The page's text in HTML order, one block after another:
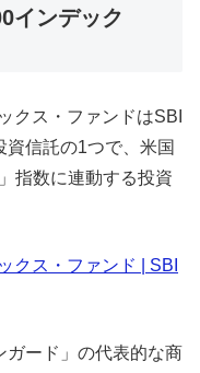
インデック
クス・ファンドはSBI
信託の1つで、米国
指数に連動する投資
クス・ファンド | SBI
ガード」の代表的な商